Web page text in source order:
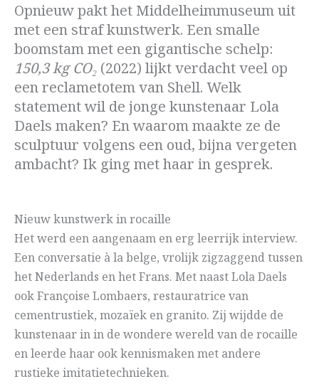
Opnieuw pakt het Middelheimmuseum uit
met een straf kunstwerk. Een smalle
boomstam met een gigantische schelp:
150,3 kg CO₂(2022) lijkt verdacht veel op
een reclametotem van Shell. Welk
statement wil de jonge kunstenaar Lola
Daels maken? En waarom maakte ze de
sculptuur volgens een oud, bijna vergeten
ambacht? Ik ging met haar in gesprek.
Nieuw kunstwerk in rocaille
Het werd een aangenaam en erg leerrijk interview.
Een conversatie à la belge, vrolijk zigzaggend tussen
het Nederlands en het Frans. Met naast Lola Daels
ook Françoise Lombaers, restauratrice van
cementrustiek, mozaïek en granito. Zij wijdde de
kunstenaar in in de wondere wereld van de rocaille
en leerde haar ook kennismaken met andere
rustieke imitatietechnieken.